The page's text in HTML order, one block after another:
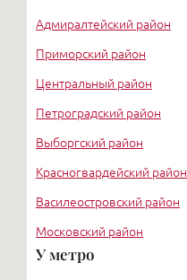
Адмиралтейский район
Приморский район
Центральный район
Петроградский район
Выборгский район
Красногвардейский район
Василеостровский район
Московский район
Курортный район
У метро